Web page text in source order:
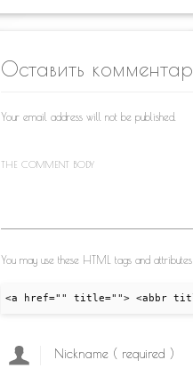
o
as
s
ki
b
o
k
gr
m
Оставить
Your email address will not be published.
THE COMMENT BODY
You may use these HTML tags and attributes:
<a href="" title=""> <abbr